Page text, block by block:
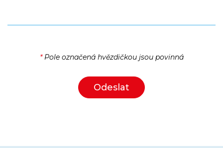
*Pole označená hvězdičkou jsou povinná